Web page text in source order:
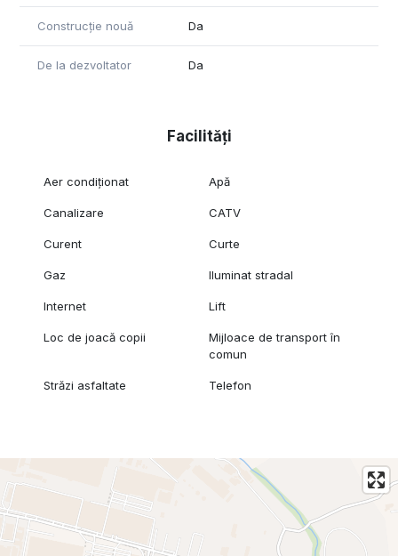
Construcție nouă Da
De la dezvoltator Da
Facilități
Aer condiționat Apă
Canalizare CATV
Curent Curte
Gaz Iluminat stradal
Internet Lift
Loc de joacă copii
Mijloace de transport în
comun
Străzi asfaltate Telefon